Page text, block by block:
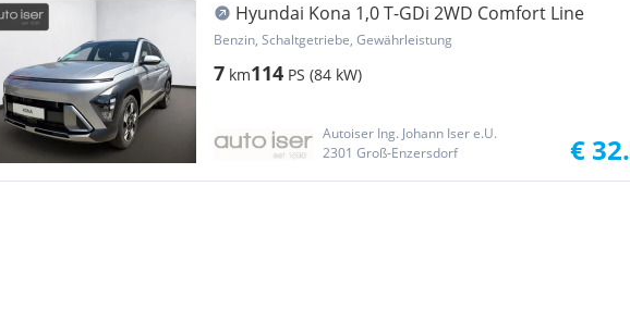
Hyundai Kona 1,0 T-GDi 2WD Comfort Line
Benzin, Schaltgetriebe, Gewährleistung
7 km114 PS (84 kW)
Autoiser Ing. Johann Iser e.U.
2301 Groß-Enzersdorf
€